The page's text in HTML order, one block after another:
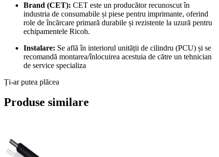
Brand (CET): CET este un producător recunoscut în
industria de consumabile și piese pentru imprimante, oferind
role de încărcare primară durabile și rezistente la uzură pentru
echipamentele Ricoh.
Instalare: Se află în interiorul unității de cilindru (PCU) și se
recomandă montarea/înlocuirea acestuia de către un tehnician
de service specializa
Ți-ar putea plăcea
Produse similare